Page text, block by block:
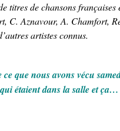
titres de chansons
C. Aznavour, A.
artistes connus.
ce que nous avons vécu
étaient dans la salle et